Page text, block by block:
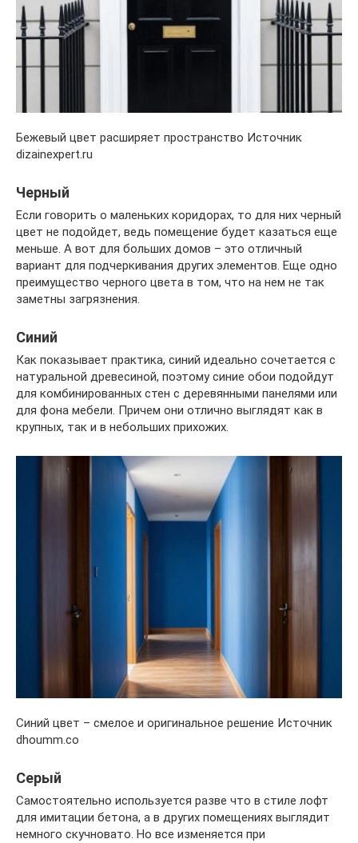
Бежевый цвет расширяет пространство Источник
dizainexpert.ru
Черный
Если говорить о маленьких коридорах, то для них черный
цвет не подойдет, ведь помещение будет казаться еще
меньше. А вот для больших домов – это отличный
вариант для подчеркивания других элементов. Еще одно
преимущество черного цвета в том, что на нем не так
заметны загрязнения.
Синий
Как показывает практика, синий идеально сочетается с
натуральной древесиной, поэтому синие обои подойдут
для комбинированных стен с деревянными панелями или
для фона мебели. Причем они отлично выглядят как в
крупных, так и в небольших прихожих.
Синий цвет – смелое и оригинальное решение Источник
dhoumm.co
Серый
Самостоятельно используется разве что в стиле лофт
для имитации бетона, а в других помещениях выглядит
немного скучновато. Но все изменяется при